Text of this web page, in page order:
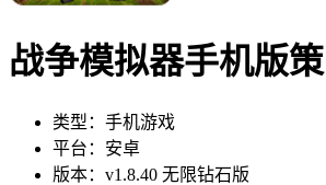
战争模拟器手机版
类型：手机游戏
平台：安卓
版本：v1.8.40 无限钻石版